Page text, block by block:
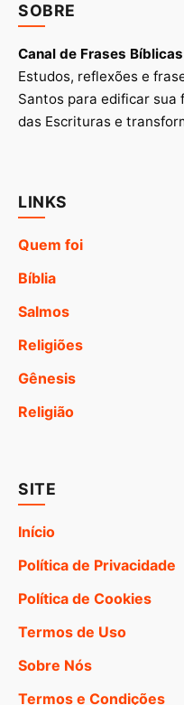
SOBRE
Canal de Frases Bíblicas
Estudos, reflexões e
Santos para edificar sua
das Escrituras e
LINKS
Quem foi
Bíblia
Salmos
Religiões
Gênesis
Religião
SITE
Início
Política de Privacidade
Política de Cookies
Termos de Uso
Sobre Nós
Termos e Condições